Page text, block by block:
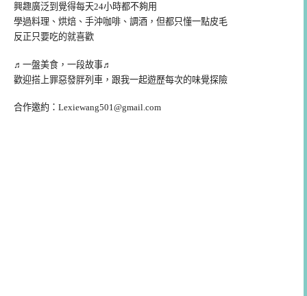
興趣廣泛到覺得每天24小時都不夠用
學過料理、烘焙、手沖咖啡、調酒，但都只懂一點皮毛
反正只要吃的就喜歡
♬一盤美食，一段故事♬
歡迎搭上罪惡發胖列車，跟我一起遊歷每次的味覺探險
合作邀約： Lexiewang501@gmail.com